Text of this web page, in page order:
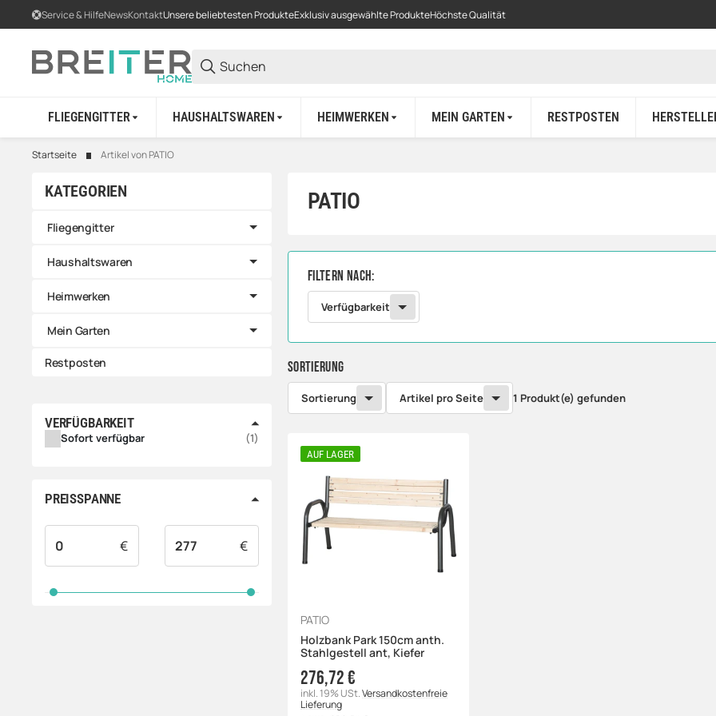
Service & HilfeNewsKontaktUnsere beliebtesten ProdukteExklusiv ausgewählte ProdukteHöchste Qualität
FLIEGENGITTER HAUSHALTSWAREN HEIMWERKEN MEIN GARTEN RESTPOSTEN
Startseite Artikel von PATIO
PATIO
Filtern nach:
Verfügbarkeit
Sortierung
Sortierung Artikel pro Seite 1 Produkt(e) gefunden
AUF LAGER
PATIO
Holzbank Park 150cm anth.
Stahlgestell ant, Kiefer
276,72 €
inkl. 19% USt.Versandkostenfreie
Lieferung
KATEGORIEN
Fliegengitter
Haushaltswaren
Heimwerken
Mein Garten
Restposten
VERFÜGBARKEIT
Sofort verfügbar 1
ARTIKEL GEFUNDEN
PREISSPANNE
€ €